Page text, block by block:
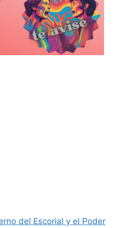
del Escorial y el Poder